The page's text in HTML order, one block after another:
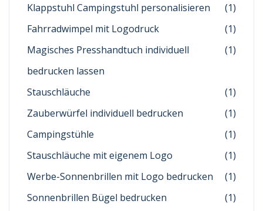
Klappstuhl Campingstuhl personalisieren
(1)
Fahrradwimpel mit Logodruck
(1)
Magisches Presshandtuch individuell
bedrucken lassen
(1)
Stauschläuche
(1)
Zauberwürfel individuell bedrucken
(1)
Campingstühle
(1)
Stauschläuche mit eigenem Logo
(1)
Werbe-Sonnenbrillen mit Logo bedrucken
(1)
Sonnenbrillen Bügel bedrucken
(1)